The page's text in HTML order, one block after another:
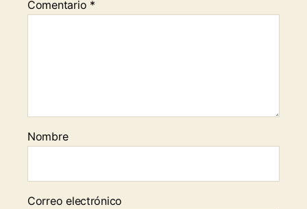
Comentario *
Nombre
Correo electrónico